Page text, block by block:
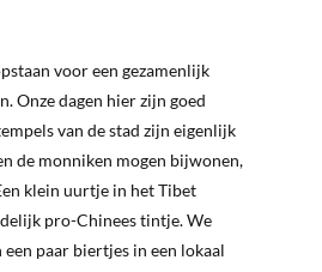
voor een gezamenlijk
Onze dagen hier zijn goed
van de stad zijn eigenlijk
de monniken mogen bijwonen,
klein uurtje in het Tibet
pro-Chinees tintje. We
paar biertjes in een lokaal